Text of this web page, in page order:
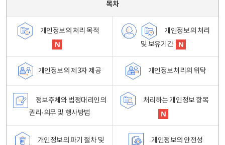
목차
개인정보의 처리 목적
개인정보의 처리
및 보유기간
개인정보의 제3자 제공 개인정보처리의 위탁
정보주체와 법정대리인의
권리·의무 및 행사방법
처리하는 개인정보 항목
개인정보의 파기 절차 및
개인정보의 안전성